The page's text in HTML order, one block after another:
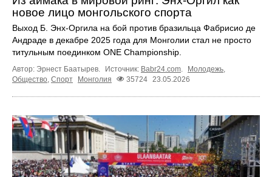
новое лицо монгольского спорта
Выход Б. Энх-Оргила на бой против бразильца Фабрисио де
Андраде в декабре 2025 года для Монголии стал не просто
титульным поединком ONE Championship.
Автор: Эрнест Баатырев. Источник: Babr24.com. Молодежь,
Общество, Спорт Монголия 35724 23.05.2026